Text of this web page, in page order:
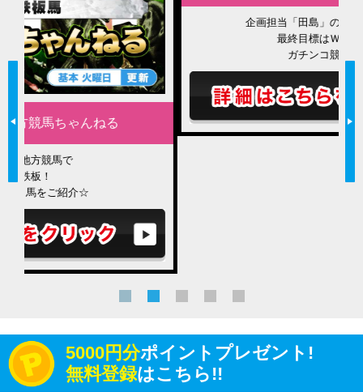
企画担当「田島」のオリジナル企画！
最終目標はＷＩＮ５！？
ガチンコ競馬日記！
5000円分ポイントプレゼント!
無料登録はこちら!!